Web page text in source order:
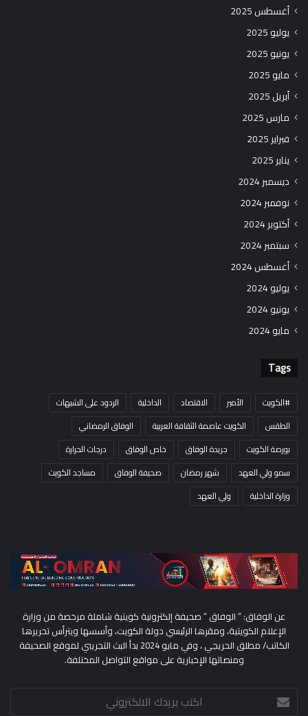
أغسطس 2025
يوليو 2025
يونيو 2025
مايو 2025
أبريل 2025
مارس 2025
فبراير 2025
يناير 2025
ديسمبر 2024
نوفمبر 2024
أكتوبر 2024
سبتمبر 2024
أغسطس 2024
يوليو 2024
يونيو 2024
مايو 2024
Tags
#الكويت الأمير الاقتصاد الداخلية
الردود على الشبهات
الطقس
الكويت عاصمة الثقافة العربية
الوفاق الرمضاني
بورصة الكويت
جريدة الوفاق خاص الوفاق
درجات الحرارة
سمو ولي العهد
شهر رمضان صحيفة الوفاق
مساجد الكويت
وزارة الداخلية
ولي العهد
عن الوفاق: ” الوفاق ” صحيفة إلكترونية كويتية شاملة مرخصة من وزارة
الإعلام الكويتية، ومقرها الرئيسي دولة الكويت، وأسسها ويترأس تحريرها
الكاتب/ مطلق الحريجي ، وفي مايو 2024 بدأ البث التجريبي لموقع الصحيفة
ومنصاتها الإخبارية على مواقع التواصل المختلفة.
اكتب
بريدك